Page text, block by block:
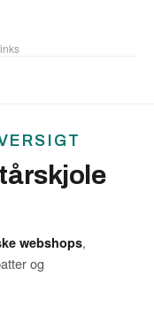
webshops,
og